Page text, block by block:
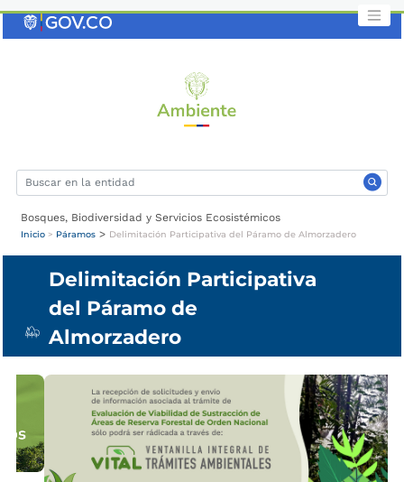
Bosques, Biodiversidad y Servicios Ecosistémicos
Inicio > Páramos > Delimitación Participativa del Páramo de Almorzadero
Delimitación Participativa
del Páramo de
Almorzadero